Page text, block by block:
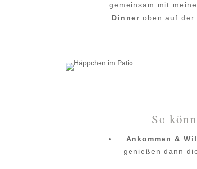
gemeinsam mit
Dinner oben auf der
So
Ankommen &
genießen dann